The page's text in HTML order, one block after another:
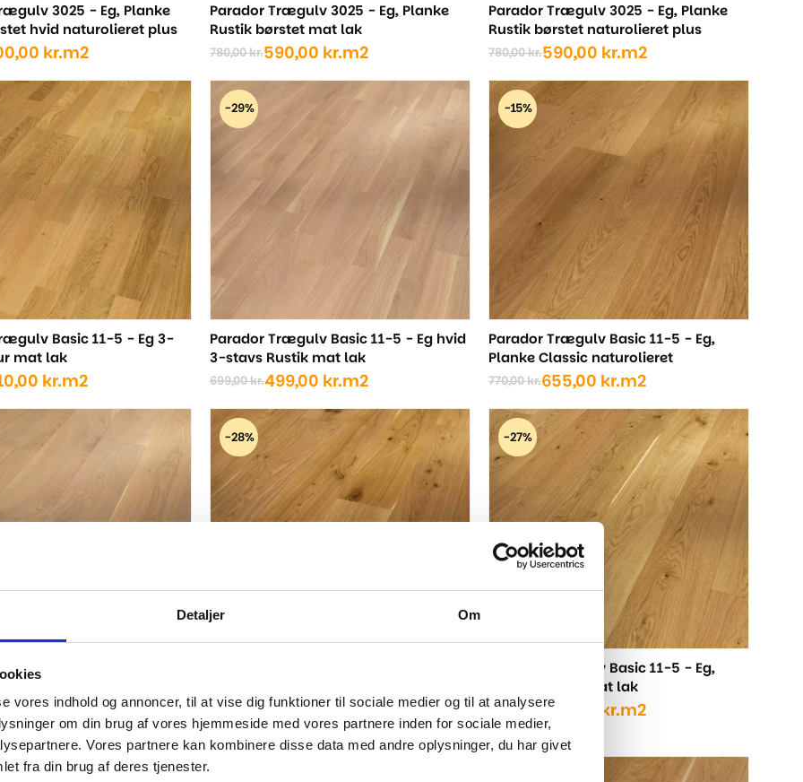
Detaljer Om
vores indhold og annoncer, til at vise dig funktioner til sociale medier og til at analysere
om din brug af vores hjemmeside med vores partnere inden for sociale medier,
Vores partnere kan kombinere disse data med andre oplysninger, du har givet
fra din brug af deres tjenester.
3025 - Eg, Planke
hvid naturolieret plus
kr.m2
Parador Trægulv 3025 - Eg, Planke
Rustik børstet mat lak
780,00kr.
Den
oprindelige
pris
var:
780,00 kr..
590,00 kr.
Den
aktuelle
pris
er:
590,00 kr..
m2
Parador Trægulv 3025 - Eg, Planke
Rustik børstet naturolieret plus
780,00kr.
Den
oprindelige
pris
var:
780,00 kr..
590,00 kr.
Den
aktuelle
pris
er:
590,00 kr..
m2
Basic 11-5 - Eg 3-
mat lak
kr.m2
-29%
Parador Trægulv Basic 11-5 - Eg hvid
3-stavs Rustik mat lak
699,00kr.
Den
oprindelige
pris
var:
699,00 kr..
499,00 kr.
Den
aktuelle
pris
er:
499,00 kr..
m2
-15%
Parador Trægulv Basic 11-5 - Eg,
Planke Classic naturolieret
770,00kr.
Den
oprindelige
pris
var:
770,00 kr..
655,00 kr.
Den
aktuelle
pris
er:
655,00 kr..
m2
Basic 11-5 - Eg,
børstet hvid
kr.m2
-28%
830,00kr.
Den
oprindelige
pris
600,00kr.
Den
aktuelle
pris
m2
-27%
Parador Trægulv Basic 11-5 - Eg,
Planke Rustik mat lak
765,00kr.
Den
oprindelige
pris
559,00 kr.
Den
aktuelle
pris
m2
Bestseller